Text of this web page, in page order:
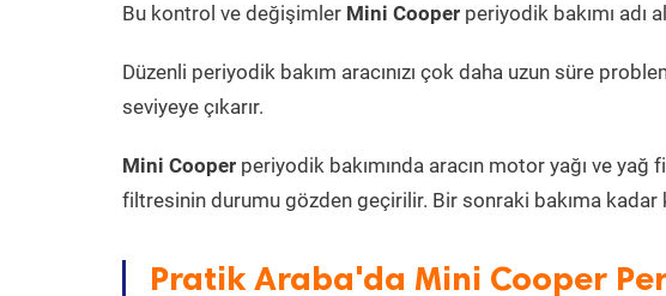
Bu kontrol ve değişimler Mini Cooper periyodik bakımı adı
Düzenli periyodik bakım aracınızı çok daha uzun süre
seviyeye çıkarır.
Mini Cooper periyodik bakımında aracın motor yağı ve
filtresinin durumu gözden geçirilir. Bir sonraki bakıma kadar
Pratik Araba'da Mini Cooper